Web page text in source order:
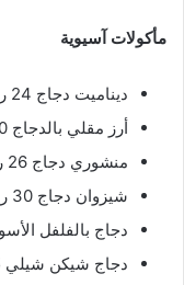
مأكولات آسيوية
ديناميت دجاج 24 ريال
أرز مقلي بالدجاج 20 ريال
منشوري دجاج 26 ريال
شيزوان دجاج 30 ريال
دجاج بالفلفل الأسود 26
دجاج شيكن شيلي 25 ريال